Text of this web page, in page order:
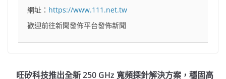
網址： https://www.111.net.tw
歡迎前往新聞發佈平台發佈新聞
旺矽科技推出全新 250 GHz 寬頻探針解決方案，穩固高